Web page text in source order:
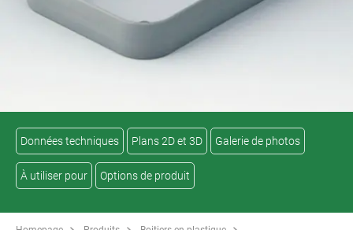
Données techniques Plans 2D et 3D Galerie de photos
À utiliser pour Options de produit